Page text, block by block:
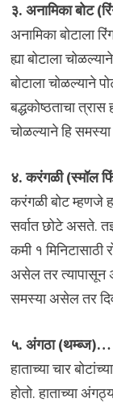
३. अनामिका बोट
अनामिका बोटाला
ह्या बोटाला
बोटाला चोळल्याने
बद्धकोष्ठताचा
चोळल्याने हि
४. करंगळी (स्मॉल
करंगळी बोट म्हणजे
सर्वात छोटे असते.
कमी १
असेल तर त्यापासून
समस्या असेल तर
५. अंगठा (थम्ब्ज)…
हाताच्या चार
होतो. हाताच्या